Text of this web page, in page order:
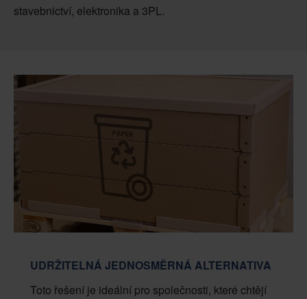
stavebnictví, elektronika a 3PL.
UDRŽITELNÁ JEDNOSMĚRNÁ ALTERNATIVA
Toto řešení je ideální pro společnosti, které chtějí